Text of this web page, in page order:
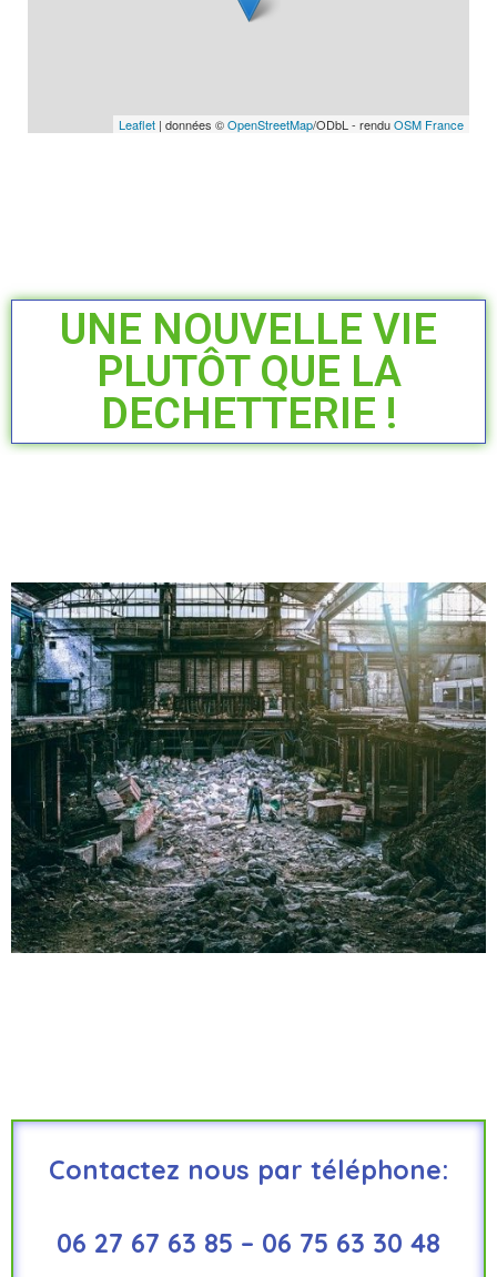
Leaflet | données ©OpenStreetMap/ODbL - renduOSM France
UNE NOUVELLE VIE
PLUTÔT QUE LA
DECHETTERIE !
Contactez nous par téléphone:
06 27 67 63 85 – 06 75 63 30 48